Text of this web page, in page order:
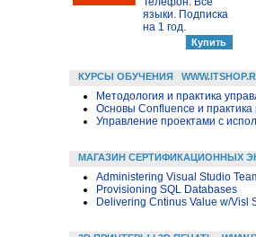
языки. Подписка
на 1 год.
КУРСЫ ОБУЧЕНИЯ
Методология и практика
Основы Confluence и
Управление проектами с
МАГАЗИН СЕРТИФИКАЦИОННЫХ
Administering Visual Studio
Provisioning SQL Databases
Delivering Cntinus Value w/Visl